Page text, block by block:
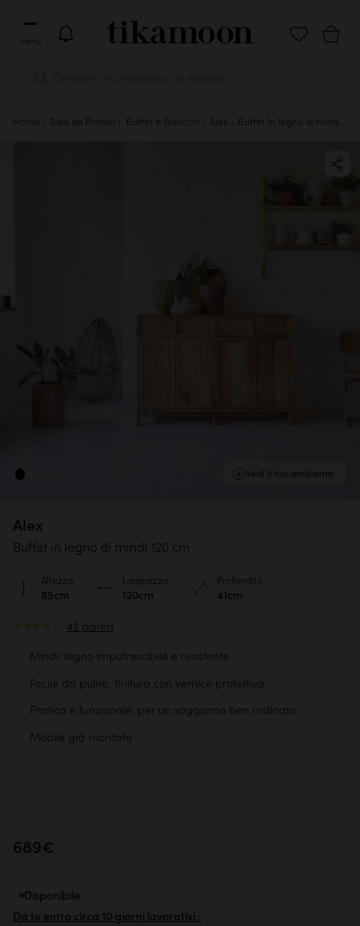
Menu
Vedi il tuo ambiente
Home Sala da Pranzo Buffet e Banconi Alex - Buffet in legno di mindi 120 cm
Alex
Buffet in legno di mindi 120 cm
42 pareri
Mindi: legno imputrescibile e resistente
Facile da pulire: finitura con vernice protettiva
Pratico e funzionale: per un soggiorno ben ordinato
Mobile già montato
Altezza
85cm
Larghezza
120cm
Profondità
41cm
689€
Disponibile
Da te entro circa 10 giorni lavorativi :